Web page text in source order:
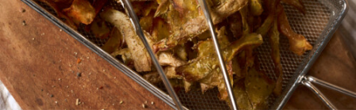
Donnerstag
DONNERSTAG 09:00—19:30
Freitag
FREITAG 09:00—19:30
Samstag
SAMSTAG 09:00 —18:00